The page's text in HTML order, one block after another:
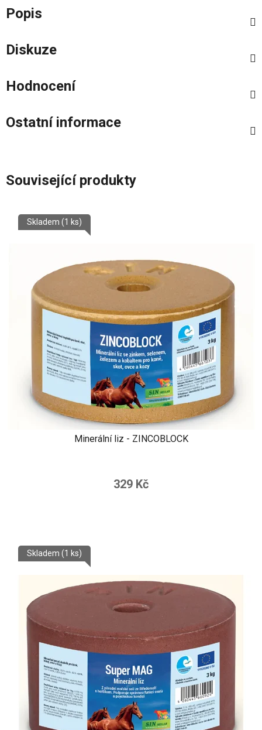
Popis
Diskuze
Hodnocení
Ostatní informace
Související produkty
Minerální liz - ZINCOBLOCK
Skladem (1 ks)
329 Kč
Skladem (1 ks)